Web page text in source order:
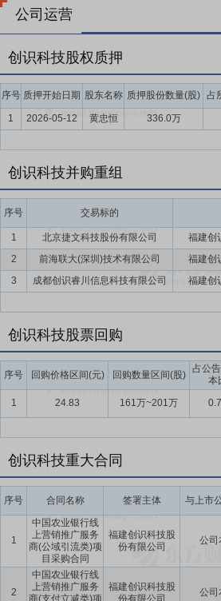
年以现金方式累计分配的利润不少于最近
要点14：稳定股价措施
公司首次公开发
持股份、公司全体董事(独立董事除外)和
公司运营
创识科技股权质押
序号 质押开始日期 股东名称 质押股份数量(股) 占
1 2026-05-12 黄忠恒 336.0万
创识科技并购重组
序号 交易标的
1 北京捷文科技股份有限公司 福建创
2
前海联大(深圳)技术有限公司 福建创
3
成都创识睿川信息科技有限公司 福建创
创识科技股票回购
序号 回购价格区间(元) 回购数量区间(股)
占公
本
1 24.83 161万~201万
创识科技重大合同
序号 合同名称 签署主体 与上市
1
中国农业银行线
上营销推广服务
商(公域引流类)项
目采购合同
福建创识科技股
份有限公司
公司
2
中国农业银行线
上营销推广服务
商(支付立减类)项
福建创识科技股
份有限公司
公司